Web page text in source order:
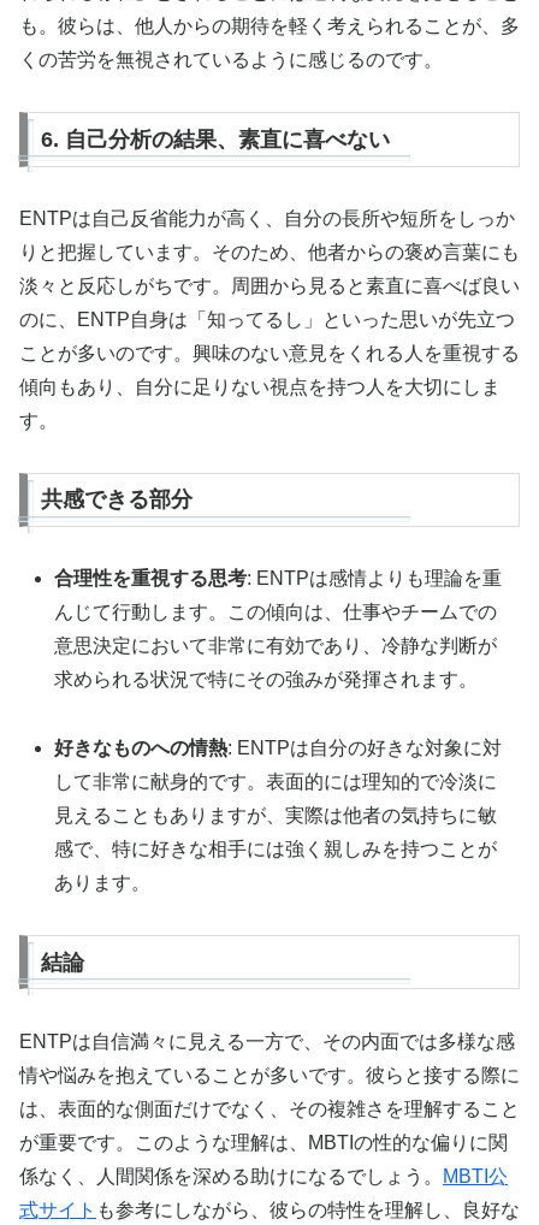
も。彼らは、他人からの期待を軽く考えられることが、多
くの苦労を無視されているように感じるのです。
6. 自己分析の結果、素直に喜べない
ENTPは自己反省能力が高く、自分の長所や短所をしっか
りと把握しています。そのため、他者からの褒め言葉にも
淡々と反応しがちです。周囲から見ると素直に喜べば良い
のに、ENTP自身は「知ってるし」といった思いが先立つ
ことが多いのです。興味のない意見をくれる人を重視する
傾向もあり、自分に足りない視点を持つ人を大切にしま
す。
共感できる部分
合理性を重視する思考: ENTPは感情よりも理論を重
んじて行動します。この傾向は、仕事やチームでの
意思決定において非常に有効であり、冷静な判断が
求められる状況で特にその強みが発揮されます。
好きなものへの情熱: ENTPは自分の好きな対象に対
して非常に献身的です。表面的には理知的で冷淡に
見えることもありますが、実際は他者の気持ちに敏
感で、特に好きな相手には強く親しみを持つことが
あります。
結論
ENTPは自信満々に見える一方で、その内面では多様な感
情や悩みを抱えていることが多いです。彼らと接する際に
は、表面的な側面だけでなく、その複雑さを理解すること
が重要です。このような理解は、MBTIの性的な偏りに関
係なく、人間関係を深める助けになるでしょう。
MBTI公
式サイト も参考にしながら、彼らの特性を理解し、良好な